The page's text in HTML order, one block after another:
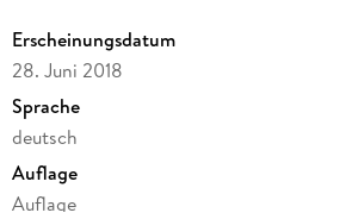
Erscheinungsdatum
28. Juni 2018
Sprache
deutsch
Auflage
Auflage